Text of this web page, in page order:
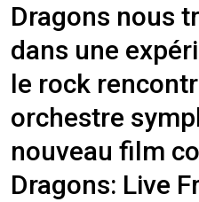
Dragons nous
dans une
le rock
orchestre
nouveau film
Dragons: Live